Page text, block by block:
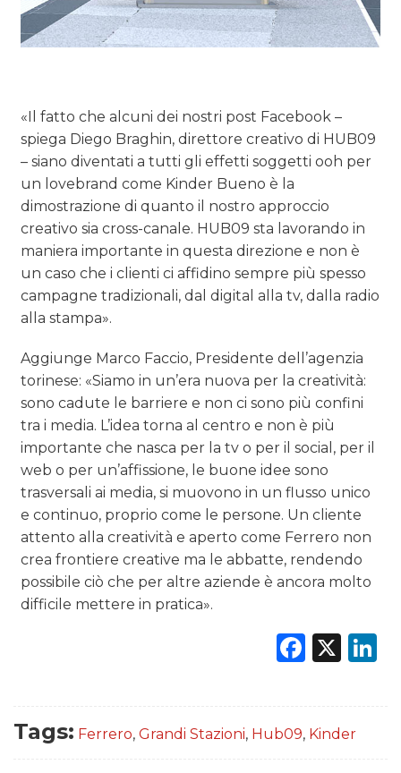
«Il fatto che alcuni dei nostri post Facebook –
spiega Diego Braghin, direttore creativo di HUB09
– siano diventati a tutti gli effetti soggetti ooh per
un lovebrand come Kinder Bueno è la
dimostrazione di quanto il nostro approccio
creativo sia cross-canale. HUB09 sta lavorando in
maniera importante in questa direzione e non è
un caso che i clienti ci affidino sempre più spesso
campagne tradizionali, dal digital alla tv, dalla radio
alla stampa».
Aggiunge Marco Faccio, Presidente dell’agenzia
torinese: «Siamo in un’era nuova per la creatività:
sono cadute le barriere e non ci sono più confini
tra i media. L’idea torna al centro e non è più
importante che nasca per la tv o per il social, per il
web o per un’affissione, le buone idee sono
trasversali ai media, si muovono in un flusso unico
e continuo, proprio come le persone. Un cliente
attento alla creatività e aperto come Ferrero non
crea frontiere creative ma le abbatte, rendendo
possibile ciò che per altre aziende è ancora molto
difficile mettere in pratica».
X
Tags: Ferrero, Grandi Stazioni, Hub09, Kinder